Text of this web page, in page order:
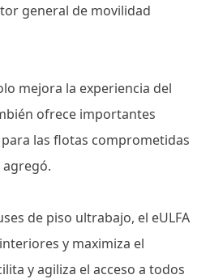
general de movilidad
mejora la experiencia del
ofrece importantes
las flotas comprometidas
agregó.
de piso ultrabajo, el eULFA
y maximiza el
y agiliza el acceso a todos